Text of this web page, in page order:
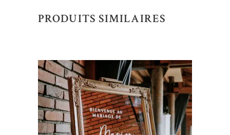
PRODUITS SIMILAIRES